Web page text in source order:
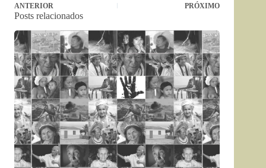
ANTERIOR PRÓXIMO
Posts relacionados